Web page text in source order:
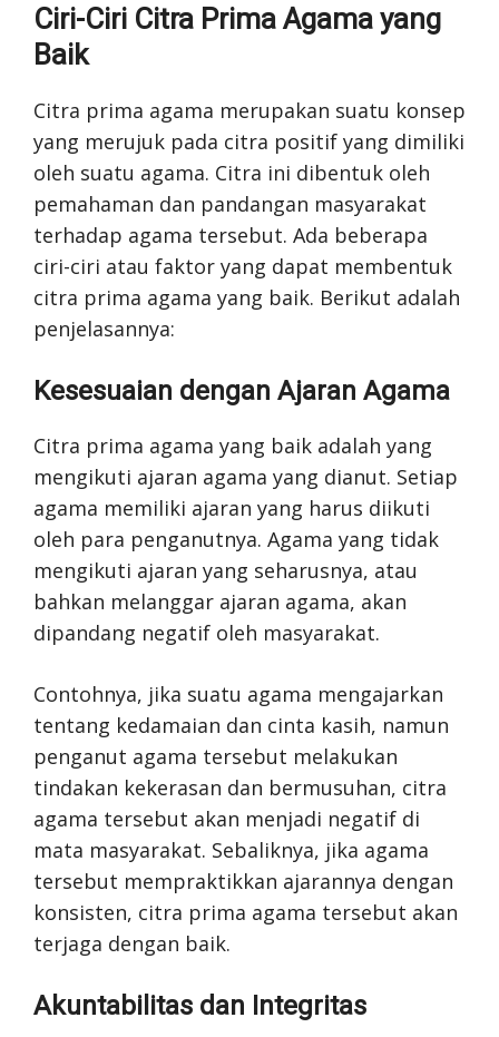
Ciri-Ciri Citra Prima Agama yang
Baik
Citra prima agama merupakan suatu konsep
yang merujuk pada citra positif yang dimiliki
oleh suatu agama. Citra ini dibentuk oleh
pemahaman dan pandangan masyarakat
terhadap agama tersebut. Ada beberapa
ciri-ciri atau faktor yang dapat membentuk
citra prima agama yang baik. Berikut adalah
penjelasannya:
Kesesuaian dengan Ajaran Agama
Citra prima agama yang baik adalah yang
mengikuti ajaran agama yang dianut. Setiap
agama memiliki ajaran yang harus diikuti
oleh para penganutnya. Agama yang tidak
mengikuti ajaran yang seharusnya, atau
bahkan melanggar ajaran agama, akan
dipandang negatif oleh masyarakat.
Contohnya, jika suatu agama mengajarkan
tentang kedamaian dan cinta kasih, namun
penganut agama tersebut melakukan
tindakan kekerasan dan bermusuhan, citra
agama tersebut akan menjadi negatif di
mata masyarakat. Sebaliknya, jika agama
tersebut mempraktikkan ajarannya dengan
konsisten, citra prima agama tersebut akan
terjaga dengan baik.
Akuntabilitas dan Integritas